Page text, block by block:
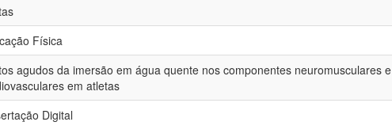
Física
agudos da imersão em água quente nos componentes neuromusculares e
em atletas
Digital